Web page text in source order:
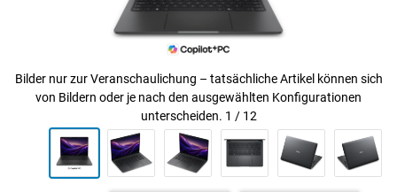
Bilder nur zur Veranschaulichung – tatsächliche Artikel können sich
von Bildern oder je nach den ausgewählten Konfigurationen
unterscheiden. 1 / 12